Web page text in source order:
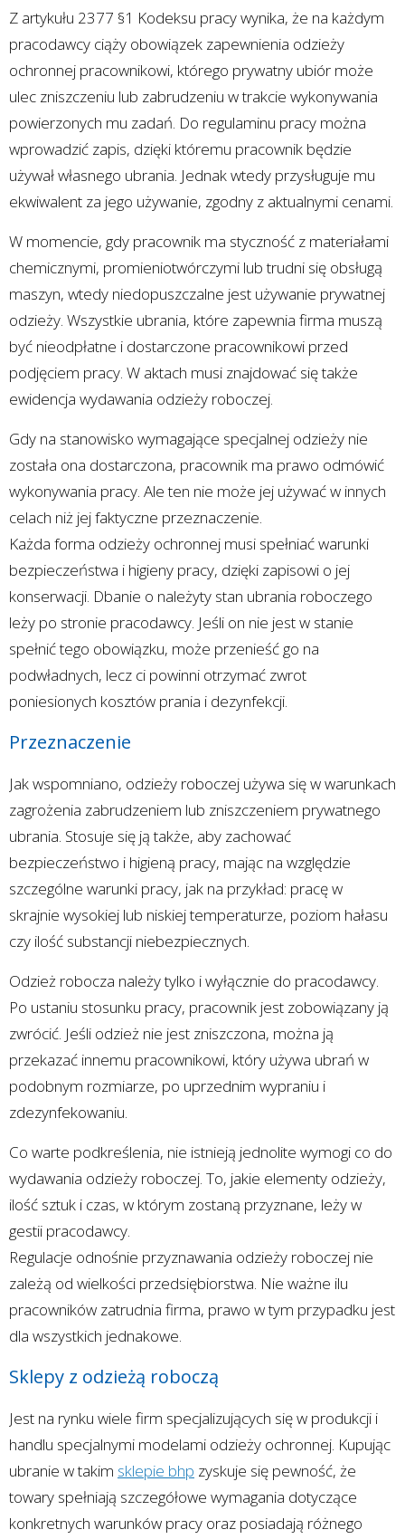
Z artykułu 2377 §1 Kodeksu pracy wynika, że na każdym
pracodawcy ciąży obowiązek zapewnienia odzieży
ochronnej pracownikowi, którego prywatny ubiór może
ulec zniszczeniu lub zabrudzeniu w trakcie wykonywania
powierzonych mu zadań. Do regulaminu pracy można
wprowadzić zapis, dzięki któremu pracownik będzie
używał własnego ubrania. Jednak wtedy przysługuje mu
ekwiwalent za jego używanie, zgodny z aktualnymi cenami.
W momencie, gdy pracownik ma styczność z materiałami
chemicznymi, promieniotwórczymi lub trudni się obsługą
maszyn, wtedy niedopuszczalne jest używanie prywatnej
odzieży. Wszystkie ubrania, które zapewnia firma muszą
być nieodpłatne i dostarczone pracownikowi przed
podjęciem pracy. W aktach musi znajdować się także
ewidencja wydawania odzieży roboczej.
Gdy na stanowisko wymagające specjalnej odzieży nie
została ona dostarczona, pracownik ma prawo odmówić
wykonywania pracy. Ale ten nie może jej używać w innych
celach niż jej faktyczne przeznaczenie.
Każda forma odzieży ochronnej musi spełniać warunki
bezpieczeństwa i higieny pracy, dzięki zapisowi o jej
konserwacji. Dbanie o należyty stan ubrania roboczego
leży po stronie pracodawcy. Jeśli on nie jest w stanie
spełnić tego obowiązku, może przenieść go na
podwładnych, lecz ci powinni otrzymać zwrot
poniesionych kosztów prania i dezynfekcji.
Przeznaczenie
Jak wspomniano, odzieży roboczej używa się w warunkach
zagrożenia zabrudzeniem lub zniszczeniem prywatnego
ubrania. Stosuje się ją także, aby zachować
bezpieczeństwo i higieną pracy, mając na względzie
szczególne warunki pracy, jak na przykład: pracę w
skrajnie wysokiej lub niskiej temperaturze, poziom hałasu
czy ilość substancji niebezpiecznych.
Odzież robocza należy tylko i wyłącznie do pracodawcy.
Po ustaniu stosunku pracy, pracownik jest zobowiązany ją
zwrócić. Jeśli odzież nie jest zniszczona, można ją
przekazać innemu pracownikowi, który używa ubrań w
podobnym rozmiarze, po uprzednim wypraniu i
zdezynfekowaniu.
Co warte podkreślenia, nie istnieją jednolite wymogi co do
wydawania odzieży roboczej. To, jakie elementy odzieży,
ilość sztuk i czas, w którym zostaną przyznane, leży w
gestii pracodawcy.
Regulacje odnośnie przyznawania odzieży roboczej nie
zależą od wielkości przedsiębiorstwa. Nie ważne ilu
pracowników zatrudnia firma, prawo w tym przypadku jest
dla wszystkich jednakowe.
Sklepy z odzieżą roboczą
Jest na rynku wiele firm specjalizujących się w produkcji i
handlu specjalnymi modelami odzieży ochronnej. Kupując
ubranie w takim sklepie bhp zyskuje się pewność, że
towary spełniają szczegółowe wymagania dotyczące
konkretnych warunków pracy oraz posiadają różnego